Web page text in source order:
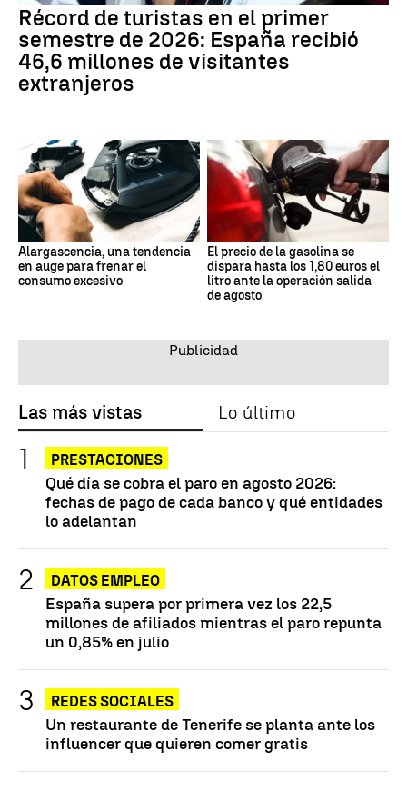
Récord de turistas en el primer
semestre de 2026: España recibió
46,6 millones de visitantes
extranjeros
Alargascencia, una tendencia
en auge para frenar el
consumo excesivo
El precio de la gasolina se
dispara hasta los 1,80 euros el
litro ante la operación salida
de agosto
Las más vistas Lo último
PRESTACIONES
Qué día se cobra el paro en agosto 2026:
fechas de pago de cada banco y qué entidades
lo adelantan
DATOS EMPLEO
España supera por primera vez los 22,5
millones de afiliados mientras el paro repunta
un 0,85% en julio
REDES SOCIALES
Un restaurante de Tenerife se planta ante los
influencer que quieren comer gratis